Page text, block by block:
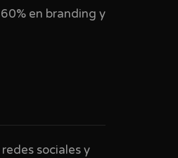
en branding y
sociales y